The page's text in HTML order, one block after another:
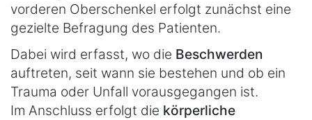
vorderen Oberschenkel erfolgt zunächst eine
gezielte Befragung des Patienten.
Dabei wird erfasst, wo die Beschwerden
auftreten, seit wann sie bestehen und ob ein
Trauma oder Unfall vorausgegangen ist.
Im Anschluss erfolgt die körperliche